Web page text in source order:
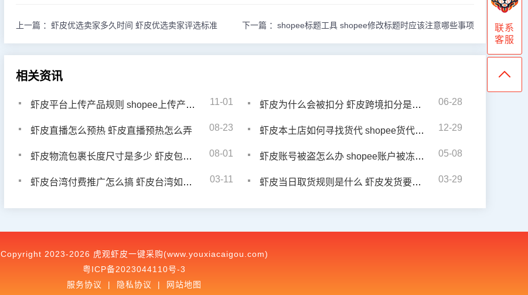
上一篇 ： 虾皮优选卖家多久时间 虾皮优选卖家评选标准 下一篇 ： shopee标题工具 shopee修改标题时应该注意哪些事项
相关资讯
虾皮平台上传产品规则 shopee上传产品多久的审核期 11-01 虾皮为什么会被扣分 虾皮跨境扣分是什么原因 06-28
虾皮直播怎么预热 虾皮直播预热怎么弄 08-23 虾皮本土店如何寻找货代 shopee货代发货怎么操作 12-29
虾皮物流包裹长度尺寸是多少 虾皮包裹重量限制多少 08-01 虾皮账号被盗怎么办 shopee账户被冻结了怎么申诉 05-08
虾皮台湾付费推广怎么搞 虾皮台湾如何做好付费推广 03-11 虾皮当日取货规则是什么 虾皮发货要求是什么 03-29
Copyright 2023-2026 虎观虾皮一键采购(www.youxiacaigou.com)
粤ICP备2023044110号-3
服务协议
| 隐私协议 | 网站地图
联系
客服